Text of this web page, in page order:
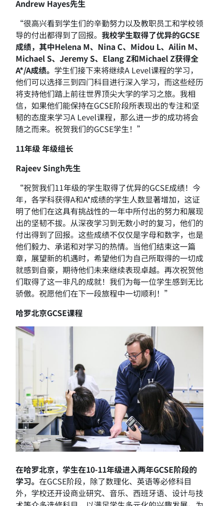
Andrew Hayes先生
“很高兴看到学生们的辛勤努力以及教职员工和学校领
导的付出都得到了回报。‌ 我校学生取得了优异的GCSE
成绩，其中Helena M、‌Nina C、‌Midou L、‌Ailin M、‌
Michael S、‌Jeremy S、‌Elang Z和Michael Z获得全
A*/A成绩。‌ 学生们接下来将继续A Level课程的学习，‌
他们可以选择三到四门科目进行深入学习，‌而这些经历
将支持他们踏上前往世界顶尖大学的学习之旅。‌我相
信，‌如果他们能保持在GCSE阶段所表现出的专注和坚
韧的态度来学习A Level课程，‌那么进一步的成功将会
随之而来。‌祝贺我们的GCSE学生！‌”
11年级 年级组长
Rajeev Singh先生
“祝贺我们11年级的学生取得了优异的GCSE成绩！‌今
年，‌各学科获得A和A*成绩的学生人数显著增加，‌这证
明了他们在这具有挑战性的一年中所付出的努力和展现
出的坚韧不拔。‌从深夜学习到无数小时的复习，‌他们的
付出得到了回报。‌这些成绩不仅仅是字母和数字，‌也是
他们毅力、‌承诺和对学习的热情。‌当他们结束这一篇
章，‌展望新的机遇时，‌希望他们为自己所取得的一切成
就感到自豪，期待他们未来继续表现卓越。‌再次祝贺他
们取得了这一非凡的成就！‌我们为每一位学生感到无比
骄傲。‌祝愿他们在下一段旅程中一切顺利！”
哈罗北京GCSE课程
在哈罗北京，学生在10-11年级进入两年GCSE阶段的
学习。 在GCSE阶段，除了数理化、英语等必修科目
外，学校还开设商业研究、音乐、西班牙语、设计与技